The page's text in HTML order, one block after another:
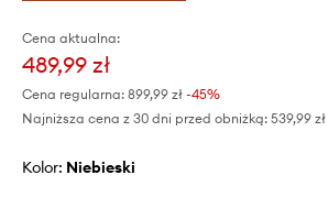
Cena aktualna:
489,99 zł
Cena regularna: 899,99 zł -45%
Najniższa cena z 30 dni przed obniżką: 539,99 zł
Kolor: niebieski